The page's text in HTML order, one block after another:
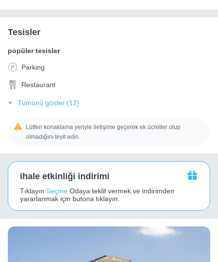
Tesisler
popüler tesisler
Parking
Restaurant
Tümünü göster (12)
Lütfen konaklama yeriyle iletişime geçerek ek ücretler olup
olmadığını teyit edin.
ihale etkinliği indirimi
Tıklayın Seçme Odaya teklif vermek ve indirimden
yararlanmak için butona tıklayın.